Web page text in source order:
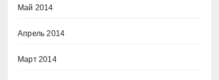
Май 2014
Апрель 2014
Март 2014